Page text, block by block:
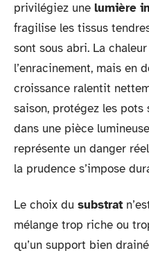
privilégiez une lumière
fragilise les tissus
sont sous abri. La
l’enracinement, mais en
croissance ralentit
saison, protégez les pots
dans une pièce
représente un danger
la prudence s’impose
Le choix du substrat
mélange trop riche ou
qu’un support bien